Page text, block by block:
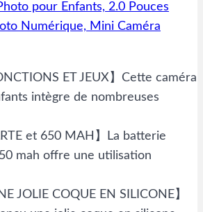
pour Enfants, 2.0 Pouces
Numérique, Mini Caméra
ET JEUX】Cette caméra
intègre de nombreuses
et 650 MAH】La batterie
mah offre une utilisation
JOLIE COQUE EN SILICONE】